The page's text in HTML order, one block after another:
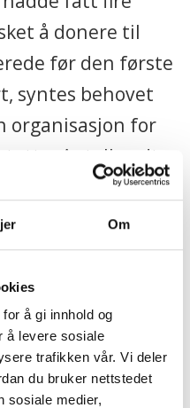
Om
å gi innhold og
å levere sosiale
trafikken vår. Vi deler
du bruker nettstedet
sosiale medier,
å donere til
før den første
syntes behovet
organisasjon for
Antall godt
var stort,
av drift på grunn
brannstasjoner
Norsk
ble